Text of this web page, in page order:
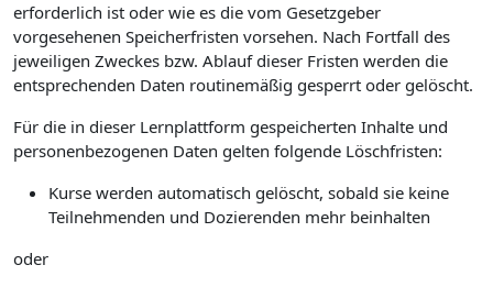
erforderlich ist oder wie es die vom Gesetzgeber
vorgesehenen Speicherfristen vorsehen. Nach Fortfall des
jeweiligen Zweckes bzw. Ablauf dieser Fristen werden die
entsprechenden Daten routinemäßig gesperrt oder gelöscht.
Für die in dieser Lernplattform gespeicherten Inhalte und
personenbezogenen Daten gelten folgende Löschfristen:
Kurse werden automatisch gelöscht, sobald sie keine
Teilnehmenden und Dozierenden mehr beinhalten
oder